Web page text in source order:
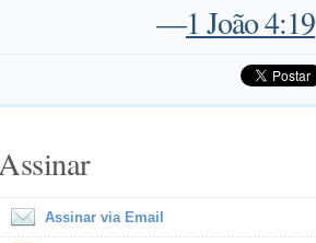
—1 João 4:19
Assinar via Email